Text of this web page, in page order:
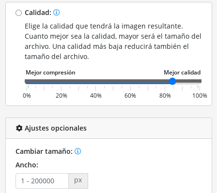
Calidad:
Elige la calidad que tendrá la imagen resultante.
Cuanto mejor sea la calidad, mayor será el tamaño del
archivo. Una calidad más baja reducirá también el
tamaño del archivo.
0% 20% 40% 60% 80% 100%
Ajustes opcionales
Cambiar tamaño:
Ancho:
px